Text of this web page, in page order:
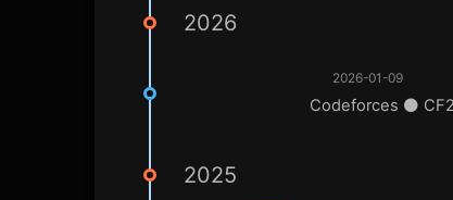
2026
2026-01-09
Codeforces ⚫
2025